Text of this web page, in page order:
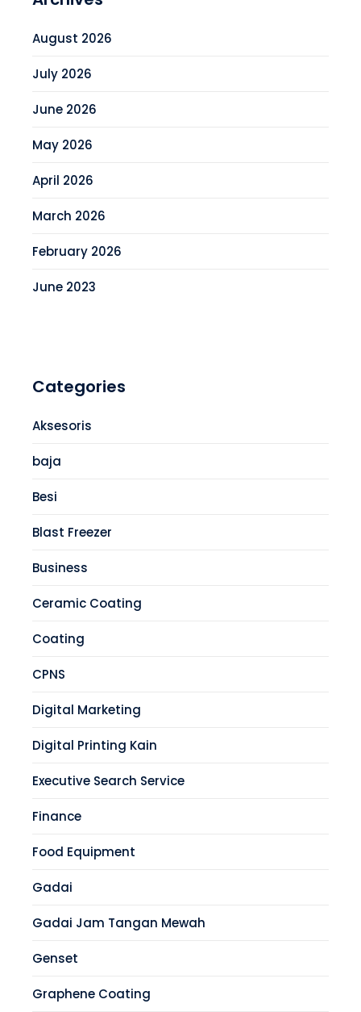
August 2026
July 2026
June 2026
May 2026
April 2026
March 2026
February 2026
June 2023
Categories
Aksesoris
baja
Besi
Blast Freezer
Business
Ceramic Coating
Coating
CPNS
Digital Marketing
Digital Printing Kain
Executive Search Service
Finance
Food Equipment
Gadai
Gadai Jam Tangan Mewah
Genset
Graphene Coating